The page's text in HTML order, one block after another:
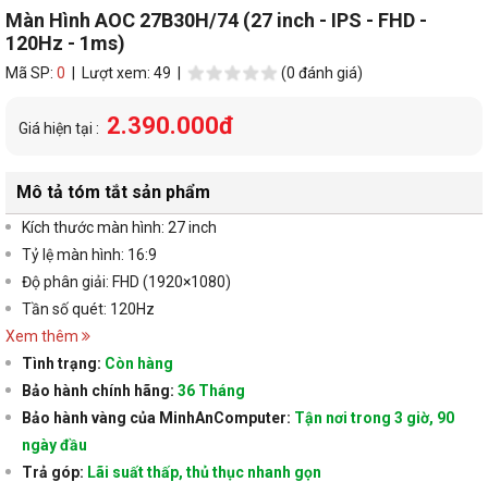
Màn Hình AOC 27B30H/74 (27 inch - IPS - FHD -
120Hz - 1ms)
Mã SP: 0 | Lượt xem: 49 | (0 đánh giá)
Giá hiện tại : 2.390.000đ
Mô tả tóm tắt sản phẩm
Kích thước màn hình: 27 inch
Tỷ lệ màn hình: 16:9
Độ phân giải: FHD (1920×1080)
Tần số quét: 120Hz
Xem thêm
Tình trạng: Còn hàng
Bảo hành chính hãng: 36 Tháng
Bảo hành vàng của MinhAnComputer: Tận nơi trong 3 giờ, 90
ngày đầu
Trả góp: Lãi suất thấp, thủ thục nhanh gọn